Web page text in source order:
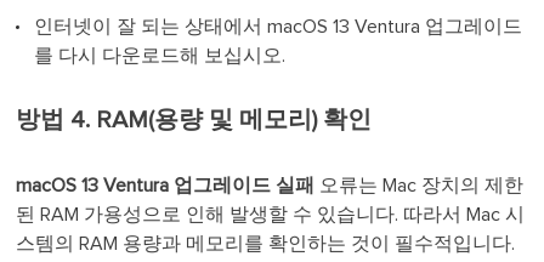
인터넷이 잘 되는 상태에서 macOS 13 Ventura 업그레이드
를 다시 다운로드해 보십시오.
방법 4. RAM(용량 및 메모리) 확인
macOS 13 Ventura 업그레이드 실패 오류는 Mac 장치의 제한
된 RAM 가용성으로 인해 발생할 수 있습니다. 따라서 Mac 시
스템의 RAM 용량과 메모리를 확인하는 것이 필수적입니다.